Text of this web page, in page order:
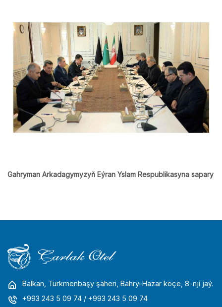
Gahryman Arkadagymyzyň Eýran Yslam Respublikasyna sapary
Balkan, Türkmenbaşy şäheri, Bahry-Hazar köçe, 8-nji jaý.
+993 243 5 09 74 / +993 243 5 09 74